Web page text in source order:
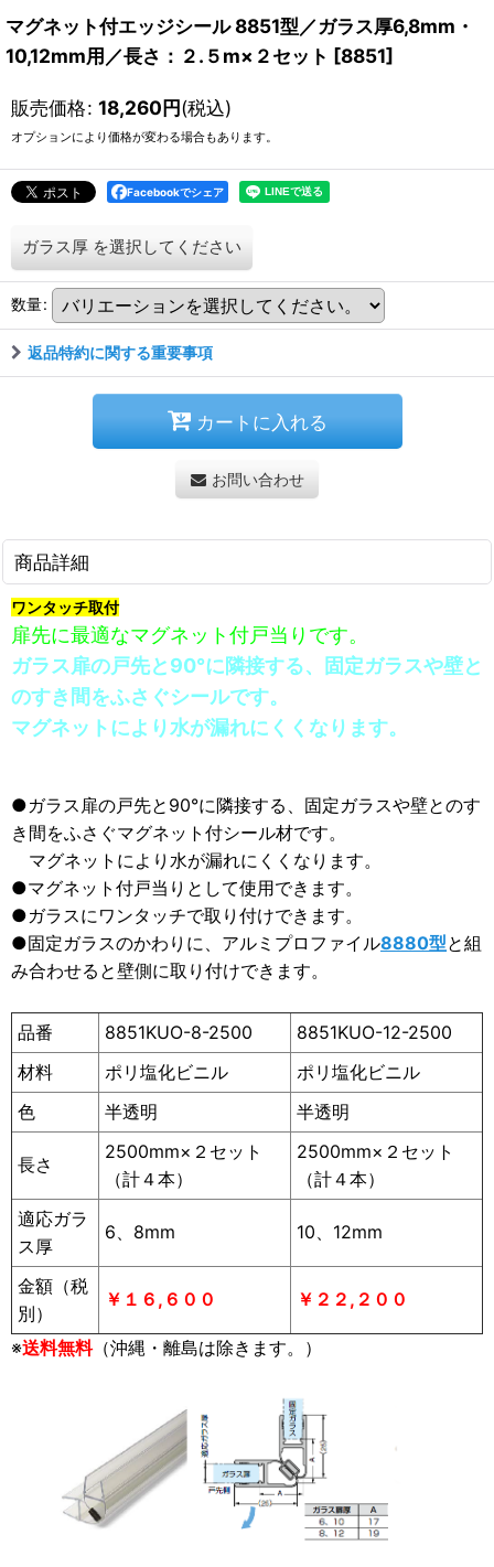
マグネット付エッジシール 8851型／ガラス厚6,8mm・
10,12mm用／長さ：２.５m×２セット [8851]
販売価格: 18,260円(税込)
オプションにより価格が変わる場合もあります。
Facebookでシェア
ガラス厚 を選択してください
数量:
返品特約に関する重要事項
カートに入れる
お問い合わせ
商品詳細
ワンタッチ取付
扉先に最適なマグネット付戸当りです。
ガラス扉の戸先と90°に隣接する、固定ガラスや壁と
のすき間をふさぐシールです。
マグネットにより水が漏れにくくなります。
●ガラス扉の戸先と90°に隣接する、固定ガラスや壁とのす
き間をふさぐマグネット付シール材です。
マグネットにより水が漏れにくくなります。
●マグネット付戸当りとして使用できます。
●ガラスにワンタッチで取り付けできます。
●固定ガラスのかわりに、アルミプロファイル8880型と組
み合わせると壁側に取り付けできます。
品番 8851KUO-8-2500
8851KUO-12-2500
材料
ポリ塩化ビニル
ポリ塩化ビニル
色
半透明 半透明
長さ
2500mm×２セット
（計４本）
2500mm×２セット
（計４本）
適応ガラ
ス厚
6、8mm 10、12mm
金額（税
別）
￥１６,６００ ￥２２,２００
※送料無料（沖縄・離島は除きます。）